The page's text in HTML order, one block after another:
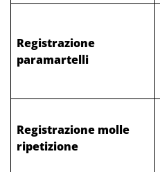
Registrazione
paramartelli
Registrazione molle
ripetizione